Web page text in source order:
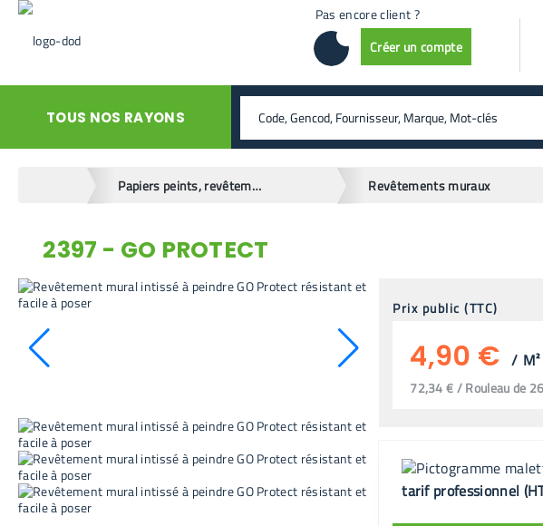
Pas encore client ?
Créer un compte
TOUS NOS RAYONS rechercher
Papiers peints, revêtements muraux Revêtements muraux
retour en arrière
2397 - GO PROTECT
Prix public (TTC)
4,90 € / M²
72,34 € / Rouleau de
tarif professionnel